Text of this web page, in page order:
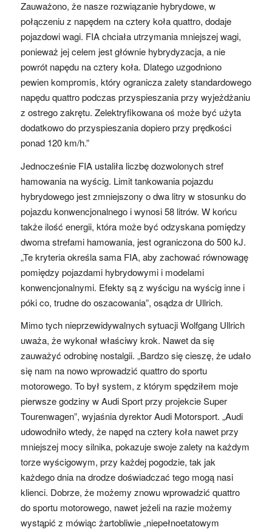
Zauważono, że nasze rozwiązanie hybrydowe, w
połączeniu z napędem na cztery koła quattro, dodaje
pojazdowi wagi. FIA chciała utrzymania mniejszej wagi,
ponieważ jej celem jest głównie hybrydyzacja, a nie
powrót napędu na cztery koła. Dlatego uzgodniono
pewien kompromis, który ogranicza zalety standardowego
napędu quattro podczas przyspieszania przy wyjeżdżaniu
z ostrego zakrętu. Zelektryfikowana oś może być użyta
dodatkowo do przyspieszania dopiero przy prędkości
ponad 120 km/h.”
Jednocześnie FIA ustaliła liczbę dozwolonych stref
hamowania na wyścig. Limit tankowania pojazdu
hybrydowego jest zmniejszony o dwa litry w stosunku do
pojazdu konwencjonalnego i wynosi 58 litrów. W końcu
także ilość energii, która może być odzyskana pomiędzy
dwoma strefami hamowania, jest ograniczona do 500 kJ.
„Te kryteria określa sama FIA, aby zachować równowagę
pomiędzy pojazdami hybrydowymi i modelami
konwencjonalnymi. Efekty są z wyścigu na wyścig inne i
póki co, trudne do oszacowania”, osądza dr Ullrich.
Mimo tych nieprzewidywalnych sytuacji Wolfgang Ullrich
uważa, że wykonał właściwy krok. Nawet da się
zauważyć odrobinę nostalgii. „Bardzo się cieszę, że udało
się nam na nowo wprowadzić quattro do sportu
motorowego. To był system, z którym spędziłem moje
pierwsze godziny w Audi Sport przy projekcie Super
Tourenwagen”, wyjaśnia dyrektor Audi Motorsport. „Audi
udowodniło wtedy, że napęd na cztery koła nawet przy
mniejszej mocy silnika, pokazuje swoje zalety na każdym
torze wyścigowym, przy każdej pogodzie, tak jak
każdego dnia na drodze doświadczać tego mogą nasi
klienci. Dobrze, że możemy znowu wprowadzić quattro
do sportu motorowego, nawet jeżeli na razie możemy
wystąpić z mówiąc żartobliwie „niepełnoetatowym